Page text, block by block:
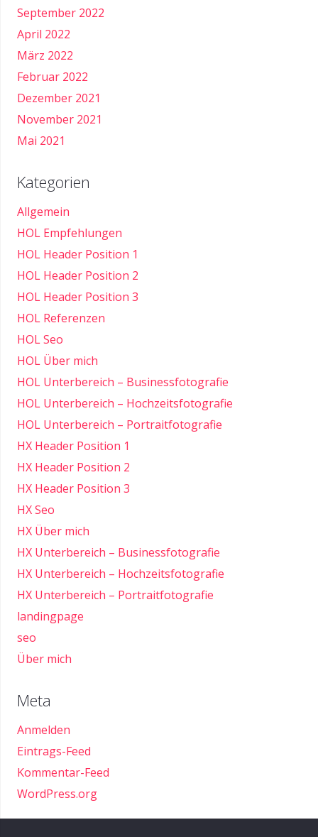
September 2022
April 2022
März 2022
Februar 2022
Dezember 2021
November 2021
Mai 2021
Kategorien
Allgemein
HOL Empfehlungen
HOL Header Position 1
HOL Header Position 2
HOL Header Position 3
HOL Referenzen
HOL Seo
HOL Über mich
HOL Unterbereich – Businessfotografie
HOL Unterbereich – Hochzeitsfotografie
HOL Unterbereich – Portraitfotografie
HX Header Position 1
HX Header Position 2
HX Header Position 3
HX Seo
HX Über mich
HX Unterbereich – Businessfotografie
HX Unterbereich – Hochzeitsfotografie
HX Unterbereich – Portraitfotografie
landingpage
seo
Über mich
Meta
Anmelden
Eintrags-Feed
Kommentar-Feed
WordPress.org